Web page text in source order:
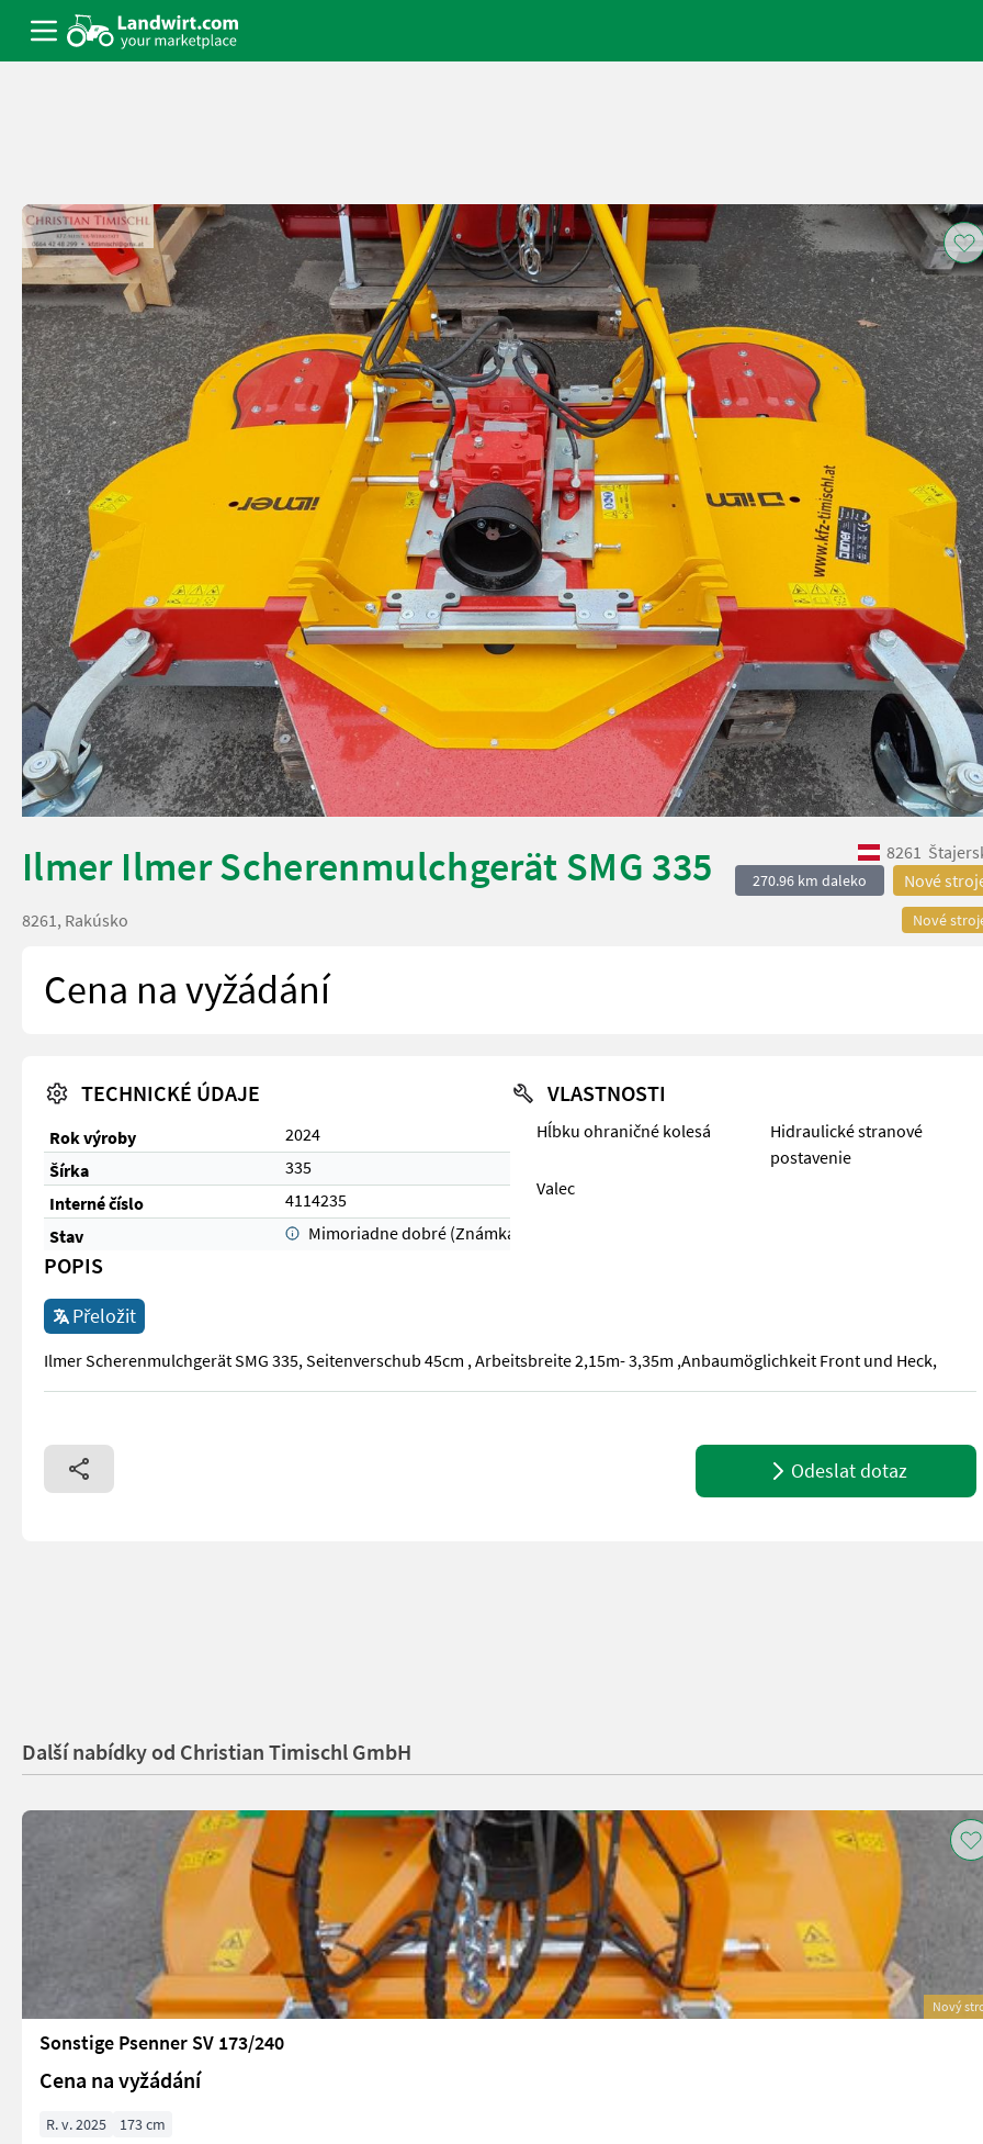
Ilmer Ilmer Scherenmulchgerät SMG 335 8261
270.96 km daleko Nové
Nové
8261, Rakúsko
Cena na vyžádání
TECHNICKÉ ÚDAJE
Rok výroby
2024
Šírka
335
Interné číslo
4114235
Stav
Mimoriadne dobré (Známka 1)
VLASTNOSTI
Hĺbku ohraničné kolesá
Hidraulické stranové
postavenie
Valec
POPIS
Přeložit
Ilmer Scherenmulchgerät SMG 335, Seitenverschub 45cm , Arbeitsbreite 2,15m- 3,35m ,Anbaumöglichkeit Front und Heck,
Ilmer Scherenmulchgerät SMG 335, Seitenverschub 45cm , Arbeitsbreite 2,15m- 3,35m ,Anbaumöglichkeit Front und Heck,
Odeslat dotaz
Další nabídky od Christian Timischl GmbH
Nový
Sonstige Psenner SV 173/240
Cena na vyžádání
R. v. 2025 173 cm